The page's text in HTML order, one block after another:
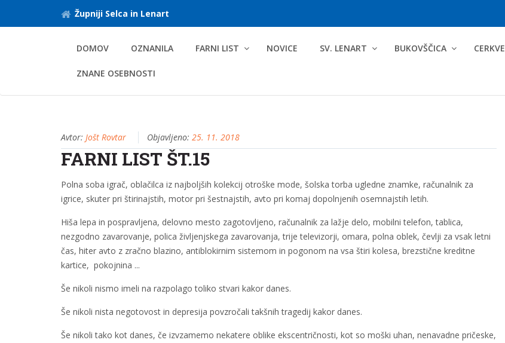
Župniji Selca in Lenart
DOMOV OZNANILA FARNI LIST NOVICE SV. LENART BUKOVŠČICA CERKVE
ZNANE OSEBNOSTI
Avtor: Jošt Rovtar Objavljeno: 25. 11. 2018
FARNI LIST ŠT.15
Polna soba igrač, oblačilca iz najboljših kolekcij otroške mode, šolska torba ugledne znamke, računalnik za
igrice, skuter pri štirinajstih, motor pri šestnajstih, avto pri komaj dopolnjenih osemnajstih letih.
Hiša lepa in pospravljena, delovno mesto zagotovljeno, računalnik za lažje delo, mobilni telefon, tablica,
nezgodno zavarovanje, polica življenjskega zavarovanja, trije televizorji, omara, polna oblek, čevlji za vsak letni
čas, hiter avto z zračno blazino, antiblokirnim sistemom in pogonom na vsa štiri kolesa, brezstične kreditne
kartice, pokojnina ...
Še nikoli nismo imeli na razpolago toliko stvari kakor danes.
Še nikoli nista negotovost in depresija povzročali takšnih tragedij kakor danes.
Še nikoli tako kot danes, če izvzamemo nekatere oblike ekscentričnosti, kot so moški uhan, nenavadne pričeske,